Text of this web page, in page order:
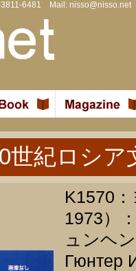
6481 Mail: nisso@nisso.net
世紀ロシア
K1570
1973）
ュンヘ
Гюнтер